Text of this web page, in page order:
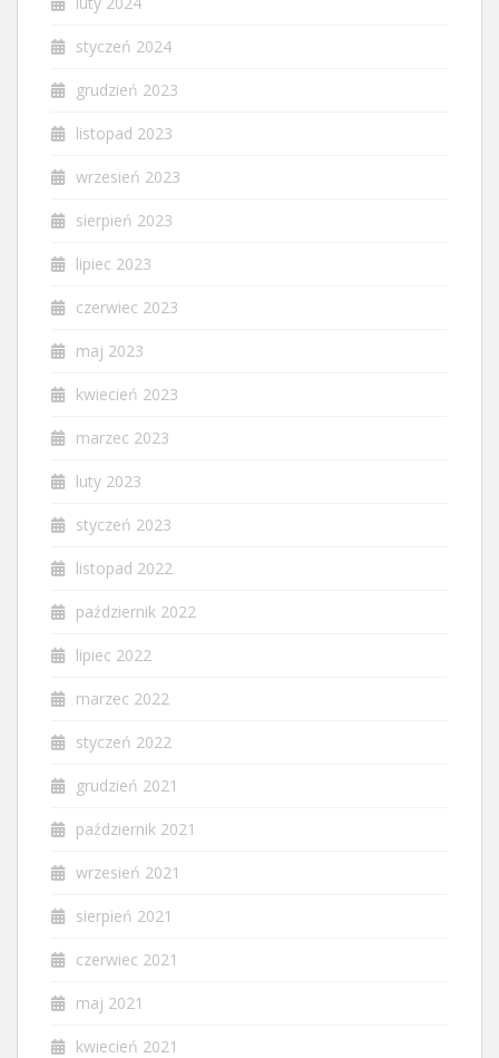
styczeń 2024
grudzień 2023
listopad 2023
wrzesień 2023
sierpień 2023
lipiec 2023
czerwiec 2023
maj 2023
kwiecień 2023
marzec 2023
luty 2023
styczeń 2023
listopad 2022
październik 2022
lipiec 2022
marzec 2022
styczeń 2022
grudzień 2021
październik 2021
wrzesień 2021
sierpień 2021
czerwiec 2021
maj 2021
kwiecień 2021